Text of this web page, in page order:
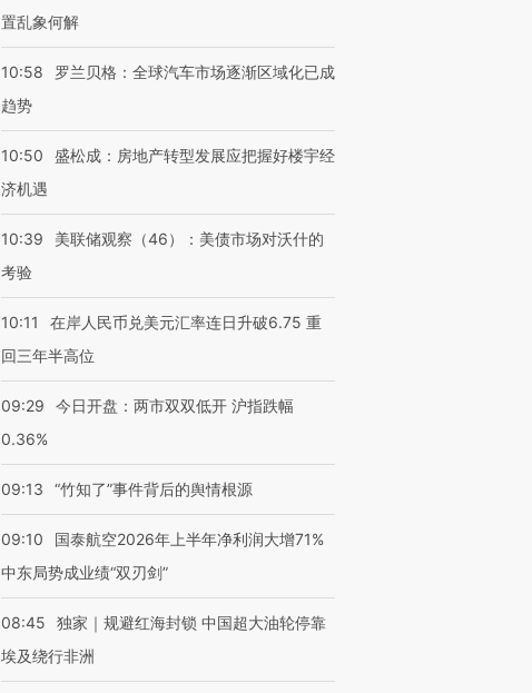
置乱象何解
10:58
罗兰贝格：全球汽车市场逐渐区域化已成
趋势
10:50
盛松成：房地产转型发展应把握好楼宇经
济机遇
10:39
美联储观察（46）：美债市场对沃什的
考验
10:11
在岸人民币兑美元汇率连日升破6.75 重
回三年半高位
09:29
今日开盘：两市双双低开 沪指跌幅
0.36%
09:13 “竹知了”事件背后的舆情根源
09:10
国泰航空2026年上半年净利润大增71%
中东局势成业绩“双刃剑”
08:45
独家｜规避红海封锁 中国超大油轮停靠
埃及绕行非洲